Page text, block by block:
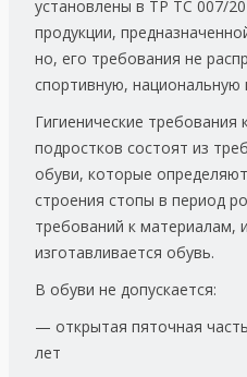
установлены в ТР ТС 007/
продукции,
но, его требования не
спортивную, национальную
Гигиенические требования
подростков состоят из
обуви, которые
строения стопы в период
требований к материалам,
изготавливается обувь.
В обуви не допускается:
— открытая пяточная
лет